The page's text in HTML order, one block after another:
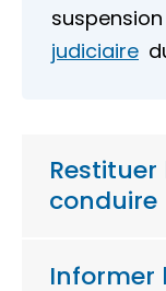
judiciaire
conduire
Informer